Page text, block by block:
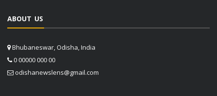
ABOUT US
Bhubaneswar, Odisha, India
0 00000 000 00
odishanewslens@gmail.com